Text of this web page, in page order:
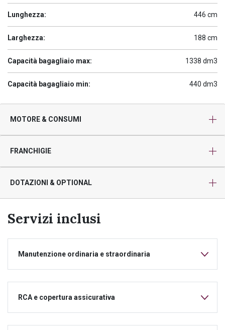
Lunghezza: 446 cm
Larghezza: 188 cm
Capacità bagagliaio max: 1338 dm3
Capacità bagagliaio min: 440 dm3
MOTORE & CONSUMI
FRANCHIGIE
DOTAZIONI & OPTIONAL
Servizi inclusi
Manutenzione ordinaria e straordinaria
RCA e copertura assicurativa